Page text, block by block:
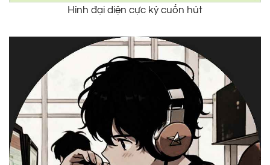
Hình đại diện cực kỳ cuốn hút